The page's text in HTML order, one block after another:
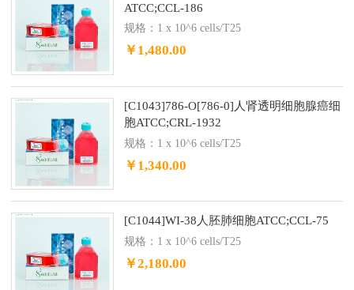
ATCC;CCL-186
规格：1 x 10^6 cells/T25
￥1,480.00
[C1043]786-O[786-0]人肾透明细胞腺癌细
胞ATCC;CRL-1932
规格：1 x 10^6 cells/T25
￥1,340.00
[C1044]WI-38人胚肺细胞ATCC;CCL-75
规格：1 x 10^6 cells/T25
￥2,180.00